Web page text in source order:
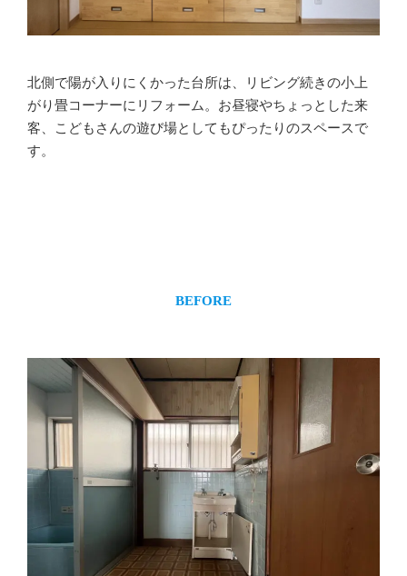
北側で陽が入りにくかった台所は、リビング続きの小上
がり畳コーナーにリフォーム。お昼寝やちょっとした来
客、こどもさんの遊び場としてもぴったりのスペースで
す。
BEFORE